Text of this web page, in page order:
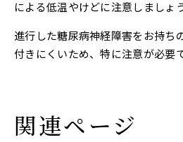
による低温やけどに注意しましょう
進行した糖尿病神経障害をお持ち
付きにくいため、特に注意が必要で
関連ページ